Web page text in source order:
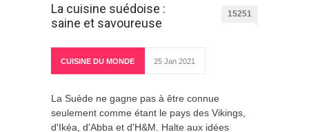
La cuisine suédoise :
saine et savoureuse
15251
CUISINE DU MONDE 25 Jan 2021
La Suède ne gagne pas à être connue
seulement comme étant le pays des Vikings,
d'Ikéa, d'Abba et d'H&M. Halte aux idées